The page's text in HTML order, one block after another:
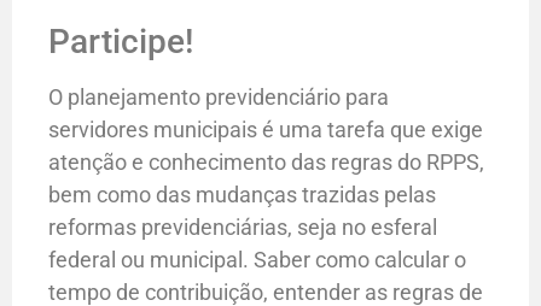
Participe!
O planejamento previdenciário para
servidores municipais é uma tarefa que exige
atenção e conhecimento das regras do RPPS,
bem como das mudanças trazidas pelas
reformas previdenciárias, seja no esferal
federal ou municipal. Saber como calcular o
tempo de contribuição, entender as regras de